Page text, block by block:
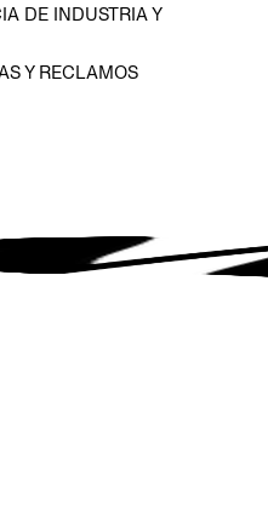
DE INDUSTRIA Y
Y RECLAMOS